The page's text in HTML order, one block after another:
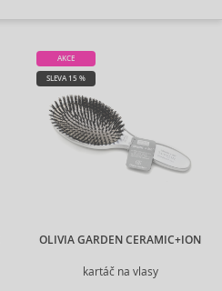
OLIVIA GARDEN CERAMIC+ION
kartáč na vlasy
AKCE
SLEVA 15 %